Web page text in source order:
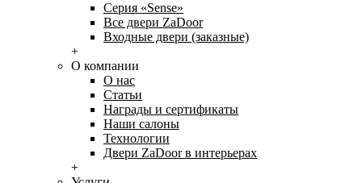
Серия «Sense»
Все двери ZaDoor
Входные двери (заказные)
+
О компании
О нас
Статьи
Награды и сертификаты
Наши салоны
Технологии
Двери ZaDoor в интерьерах
+